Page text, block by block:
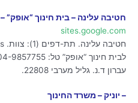
חטיבה עלינה – בית חינוך “אופק” – Google Sites
sites.google.com
עברון ד.נ. גליל מערבי 22808.
– יוניק – משרד החינוך